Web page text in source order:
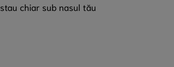
chiar sub nasul tău